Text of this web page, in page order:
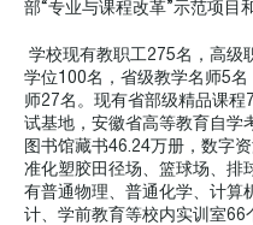
部“专业与课程改革”示范项目
学校现有教职工275名，高级
学位100名，省级教学名师5名
师27名。现有省部级精品课
试基地，安徽省高等教育自学
图书馆藏书46.24万册，数字
准化塑胶田径场、篮球场、排
有普通物理、普通化学、计算
计、学前教育等校内实训室66